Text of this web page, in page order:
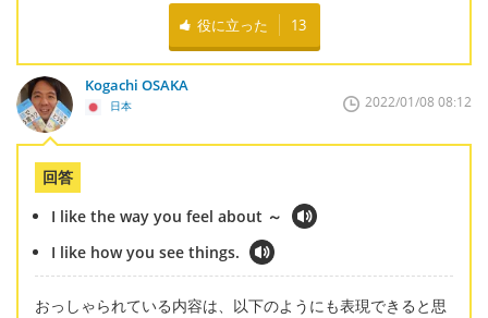
役に立った 13
Kogachi OSAKA
日本 2022/01/08 08:12
回答
I like the way you feel about ～
I like how you see things.
おっしゃられている内容は、以下のようにも表現できると思